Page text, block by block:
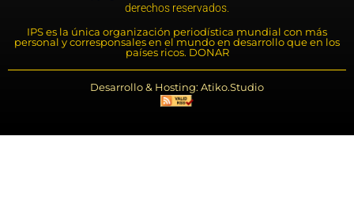
derechos reservados.
IPS es la única organización periodística mundial con más
personal y corresponsales en el mundo en desarrollo que en los
países ricos. DONAR
Desarrollo & Hosting: Atiko.Studio